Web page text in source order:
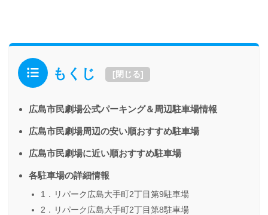
もくじ [閉じる]
広島市民劇場公式パーキング＆周辺駐車場情報
広島市民劇場周辺の安い順おすすめ駐車場
広島市民劇場に近い順おすすめ駐車場
各駐車場の詳細情報
1．リパーク広島大手町2丁目第9駐車場
2．リパーク広島大手町2丁目第8駐車場